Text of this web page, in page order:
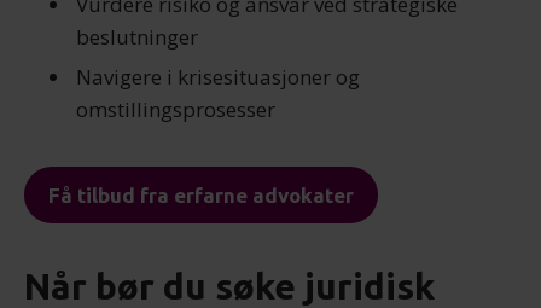
beslutninger
Navigere i krisesituasjoner og
omstillingsprosesser
Få tilbud fra erfarne advokater
Når bør du søke juridisk